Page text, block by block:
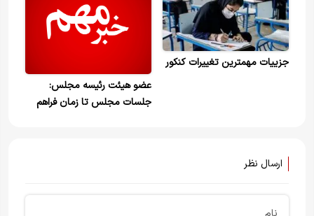
جزییات مهمترین تغییرات کنکور
عضو هیئت رئیسه مجلس:
جلسات مجلس تا زمان فراهم
ارسال نظر